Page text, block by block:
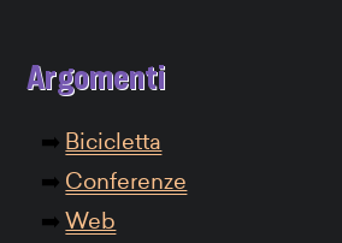
Argomenti
Bicicletta
Conferenze
Web